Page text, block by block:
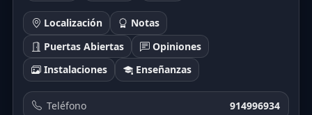
Localización
Notas
Puertas Abiertas
Opiniones
Instalaciones
Enseñanzas
Teléfono 914996934